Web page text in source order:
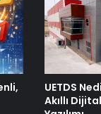
UETDS
Akıllı